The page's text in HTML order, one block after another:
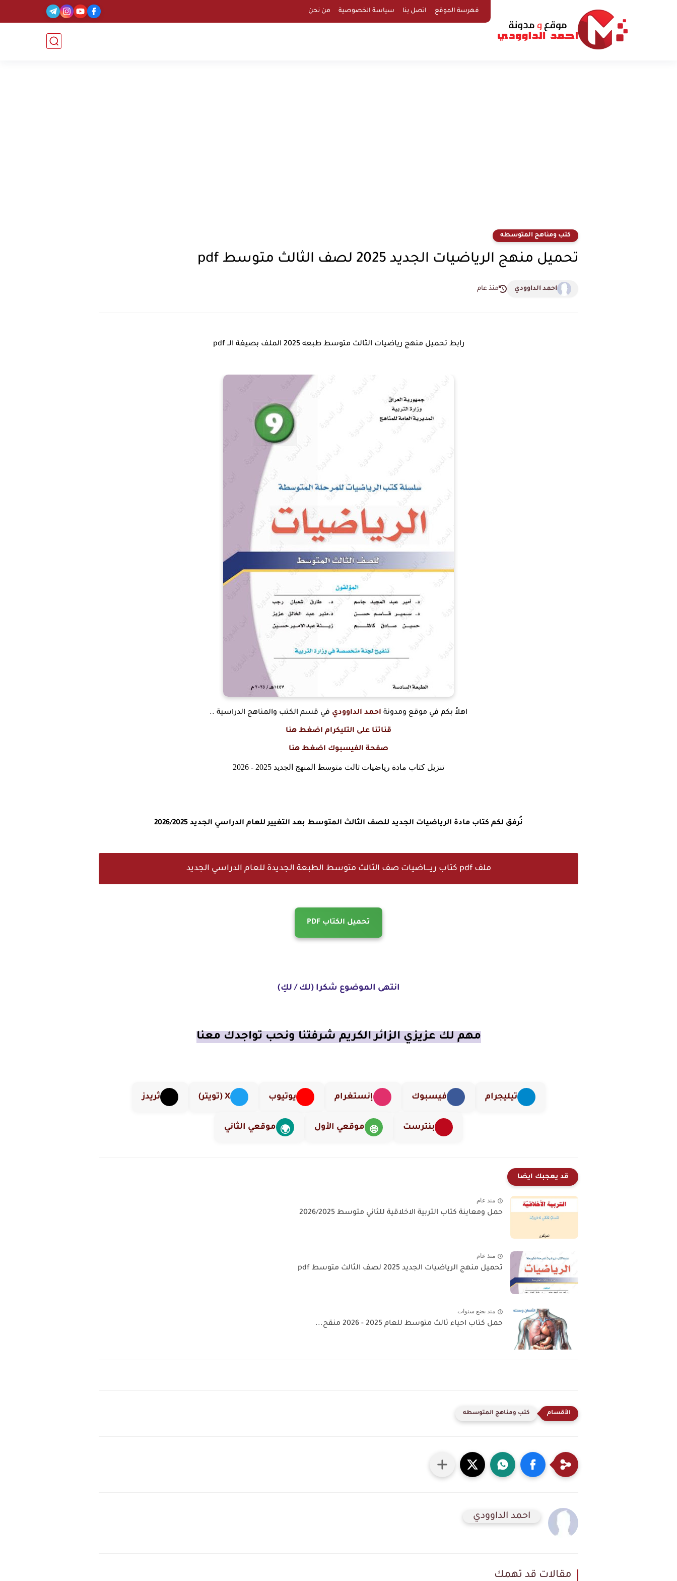
فهرسة الموقع اتصل بنا سياسة الخصوصية من نحن
كتب ومناهج المتوسطه
تحميل منهج الرياضيات الجديد 2025 لصف الثالث متوسط pdf
احمد الداوودي منذ عام
رابط تحميل منهج رياضيات الثالث متوسط طبعه 2025 الملف بصيغة الــ pdf
اهلاً بكم في موقع ومدونة احمد الداوودي في قسم الكتب والمناهج الدراسية ..
قناتنا على التليكرام اضغط هنا
صفحة الفيسبوك اضغط هنا
تنزيل كتاب مادة رياضيات ثالث متوسط المنهج الجديد 2025 - 2026
نُرفق لكم كتاب مادة الرياضيات الجديد للصف الثالث المتوسط بعد التغيير للعام الدراسي الجديد 2026/2025
ملف pdf كتاب ريــــاضيات صف الثالث متوسط الطبعة الجديدة للعام الدراسي الجديد
تحميل الكتاب PDF
انتهى الموضوع شكرا (لك / لكِ)
مهم لك عزيزي الزائر الكريم شرفتنا ونحب تواجدك معنا
تيليجرام فيسبوك إنستغرام يوتيوب X (تويتر) ثريدز
بنترست 🌐 موقعي الأول 🌍 موقعي الثاني
قد يعجبك ايضا
منذ عام
حمل ومعاينة كتاب التربية الاخلاقية للثاني متوسط 2026/2025
منذ عام
تحميل منهج الرياضيات الجديد 2025 لصف الثالث متوسط pdf
منذ بضع سنوات
حمل كتاب احياء ثالث متوسط للعام 2025 - 2026 منقح...
كتب ومناهج المتوسطه
احمد الداوودي
مقالات قد تهمك